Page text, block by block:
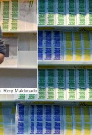
Rery Maldonado